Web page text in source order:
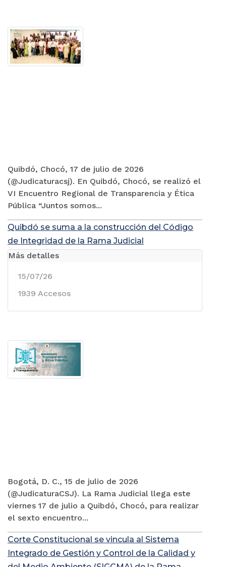
Quibdó, Chocó, 17 de julio de 2026
(@Judicaturacsj). En Quibdó, Chocó, se realizó el
VI Encuentro Regional de Transparencia y Ética
Pública “Juntos somos...
Quibdó se suma a la construcción del Código
de Integridad de la Rama Judicial
Bogotá, D. C., 15 de julio de 2026
(@JudicaturaCSJ). La Rama Judicial llega este
viernes 17 de julio a Quibdó, Chocó, para realizar
el sexto encuentro...
Más detalles
15/07/26
1939 Accesos
Corte Constitucional se vincula al Sistema
Integrado de Gestión y Control de la Calidad y